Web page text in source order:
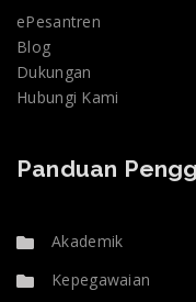
ePesantren
Blog
Dukungan
Hubungi Kami
Panduan
Akademik
Kepegawaian